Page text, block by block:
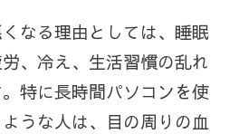
なる理由としては、睡眠
、冷え、生活習慣の乱れ
特に長時間パソコンを使
うな人は、目の周りの血